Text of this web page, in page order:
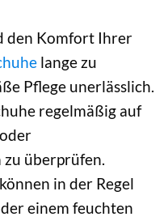
den Komfort Ihrer
lange zu
Pflege unerlässlich.
regelmäßig auf
überprüfen.
in der Regel
einem feuchten